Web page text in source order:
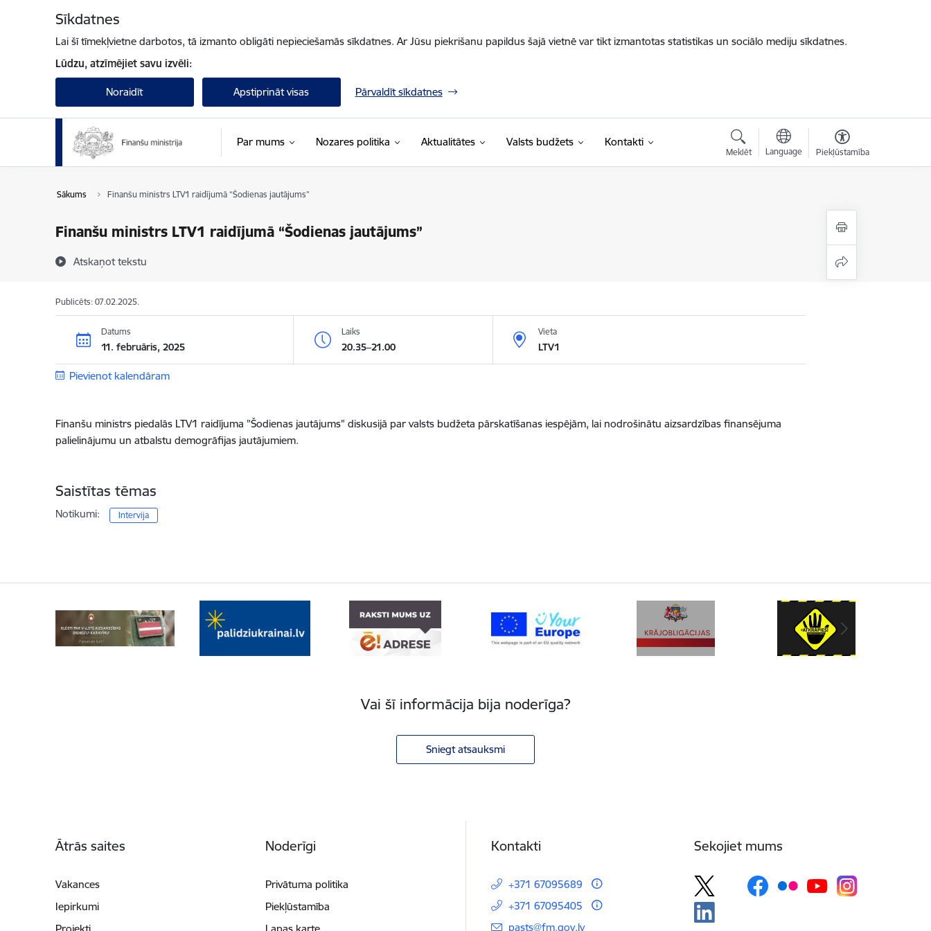
Sīkdatnes
Lai šī tīmekļvietne darbotos, tā izmanto obligāti nepieciešamās sīkdatnes. Ar Jūsu piekrišanu papildus šajā vietnē var tikt izmantotas statistikas un sociālo mediju sīkdatnes.
Lūdzu, atzīmējiet savu izvēli:
Noraidīt Apstiprināt visas Pārvaldīt sīkdatnes
Par mums Nozares politika Aktualitātes Valsts budžets Kontakti
Meklēt Language Piekļūstamība
Sākums Finanšu ministrs LTV1 raidījumā “Šodienas jautājums”
Finanšu ministrs LTV1 raidījumā “Šodienas jautājums”
Atskaņot tekstu
Publicēts: 07.02.2025.
Datums
11. februāris, 2025
Laiks
20.35–21.00
Vieta
LTV1
Pievienot kalendāram
Finanšu ministrs piedalās LTV1 raidījuma "Šodienas jautājums" diskusijā par valsts budžeta pārskatīšanas iespējām, lai nodrošinātu aizsardzības finansējuma
palielinājumu un atbalstu demogrāfijas jautājumiem.
Saistītas tēmas
Notikumi: Intervija
Vai šī informācija bija noderīga?
Sniegt atsauksmi
Ātrās saites
Vakances
Iepirkumi
Noderīgi
Privātuma politika
Piekļūstamība
Kontakti
+371 67095689
+371 67095405
E-pasts:
pasts@fm.gov.lv
Sekojiet mums